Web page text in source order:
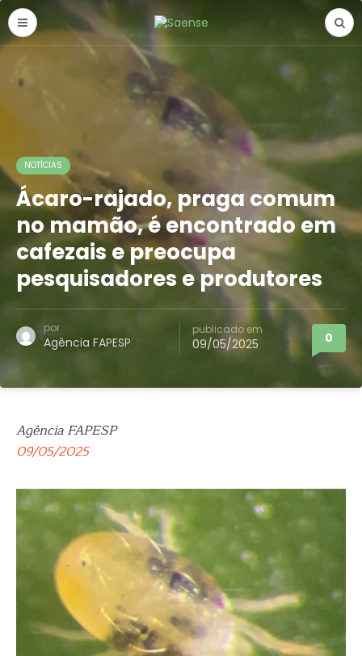
NOTÍCIAS
Ácaro-rajado, praga comum
no mamão, é encontrado em
cafezais e preocupa
pesquisadores e produtores
por
Agência FAPESP
publicado em
09/05/2025 0
Agência FAPESP
09/05/2025